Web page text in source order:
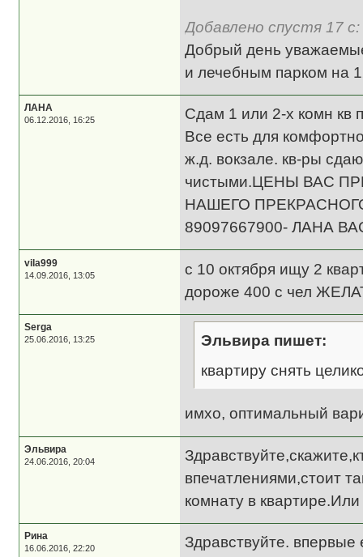
Добавлено спустя 17 с:
Добрый день
и лечебным парком на
ЛАНА
06.12.2016, 16:25
Сдам 1 или 2-х комн кв
Все есть для
ж.д. вокзале. кв-ры
чистыми.ЦЕНЫ ВАС
НАШЕГО
89097667900- ЛАНА
vila999
14.09.2016, 13:05
с 10 октября ищу 2
дороже 400 с чел
Serga
25.06.2016, 13:25
Эльвира пишет:
квартиру снять
имхо, оптимальный
Эльвира
24.06.2016, 20:04
впечатлениями,стоит
комнату в
Рина
16.06.2016, 22:20
Здравствуйте.